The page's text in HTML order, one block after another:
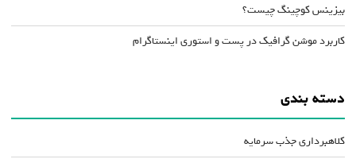
بیزینس کوچینگ چیست؟
کاربرد موشن گرافیک در پست و استوری اینستاگرام
دسته بندی
کلاهبرداری جذب سرمایه